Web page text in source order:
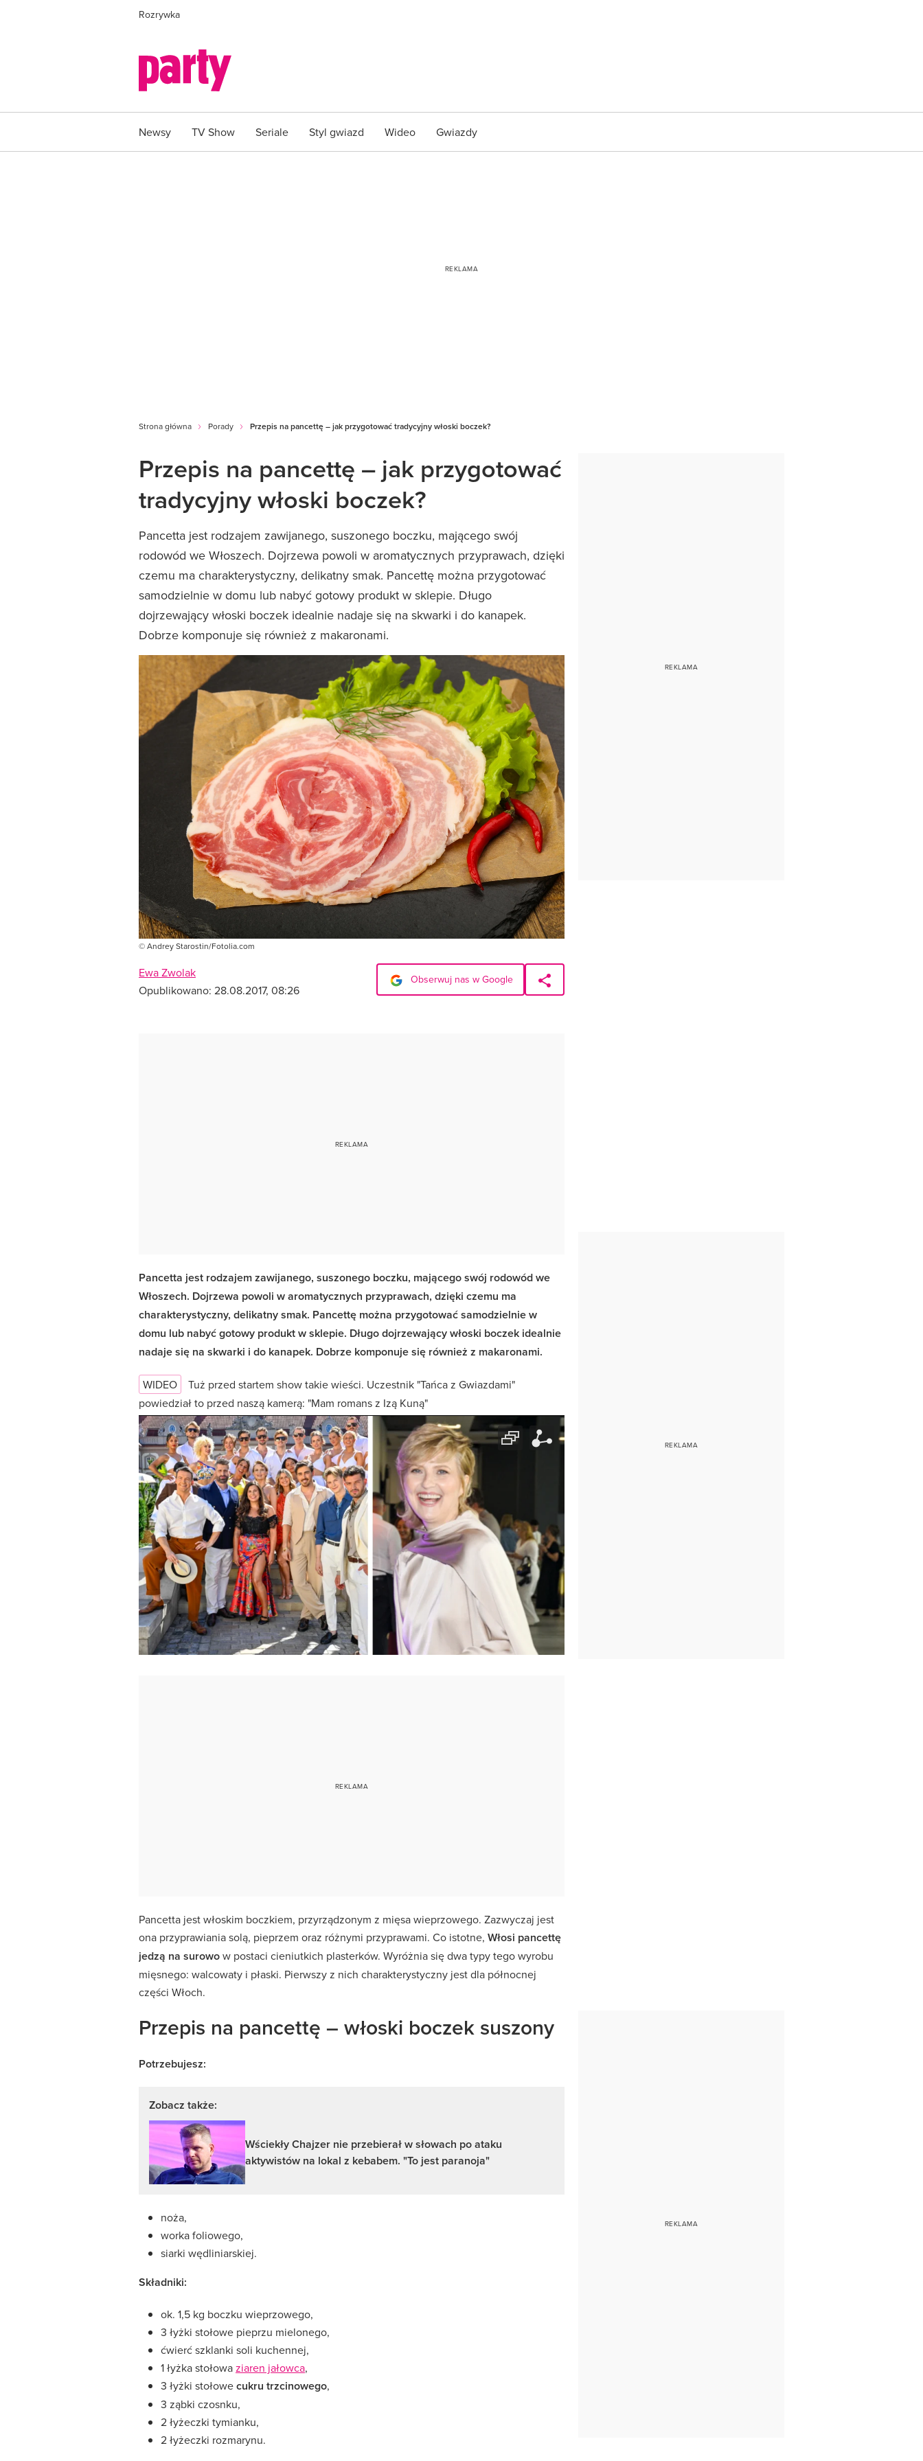
Rozrywka
Newsy TV Show Seriale Styl gwiazd Wideo Gwiazdy
Strona główna Porady Przepis na pancettę – jak przygotować tradycyjny włoski boczek?
Przepis na pancettę – jak przygotować
tradycyjny włoski boczek?
Pancetta jest rodzajem zawijanego, suszonego boczku, mającego swój
rodowód we Włoszech. Dojrzewa powoli w aromatycznych przyprawach, dzięki
czemu ma charakterystyczny, delikatny smak. Pancettę można przygotować
samodzielnie w domu lub nabyć gotowy produkt w sklepie. Długo
dojrzewający włoski boczek idealnie nadaje się na skwarki i do kanapek.
Dobrze komponuje się również z makaronami.
© Andrey Starostin/Fotolia.com
Ewa Zwolak
Opublikowano: 28.08.2017, 08:26
Obserwuj nas w Google
Pancetta jest rodzajem zawijanego, suszonego boczku, mającego swój rodowód we
Włoszech. Dojrzewa powoli w aromatycznych przyprawach, dzięki czemu ma
charakterystyczny, delikatny smak. Pancettę można przygotować samodzielnie w
domu lub nabyć gotowy produkt w sklepie. Długo dojrzewający włoski boczek idealnie
nadaje się na skwarki i do kanapek. Dobrze komponuje się również z makaronami.
WIDEO
Tuż przed startem show takie wieści. Uczestnik "Tańca z Gwiazdami"
powiedział to przed naszą kamerą: "Mam romans z Izą Kuną"
Pancetta jest włoskim boczkiem, przyrządzonym z mięsa wieprzowego. Zazwyczaj jest
ona przyprawiania solą, pieprzem oraz różnymi przyprawami. Co istotne, Włosi pancettę
jedzą na surowow postaci cieniutkich plasterków. Wyróżnia się dwa typy tego wyrobu
mięsnego: walcowaty i płaski. Pierwszy z nich charakterystyczny jest dla północnej
części Włoch.
Przepis na pancettę – włoski boczek suszony
Potrzebujesz:
Zobacz także:
Wściekły Chajzer nie przebierał w słowach po ataku
aktywistów na lokal z kebabem. "To jest paranoja"
noża,
worka foliowego,
siarki wędliniarskiej.
Składniki:
ok. 1,5 kg boczku wieprzowego,
3 łyżki stołowe pieprzu mielonego,
ćwierć szklanki soli kuchennej,
1 łyżka stołowaziaren jałowca,
3 łyżki stołowecukru trzcinowego,
3 ząbki czosnku,
2 łyżeczki tymianku,
2 łyżeczki rozmarynu.